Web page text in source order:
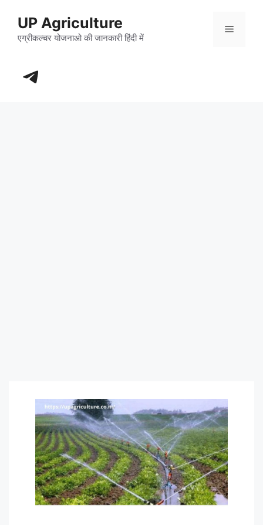
content
UP Agriculture
एग्रीकल्चर योजनाओ की जानकारी हिंदी में
Menu
https://t.me/+_dXT-DwpRj03ZDhl